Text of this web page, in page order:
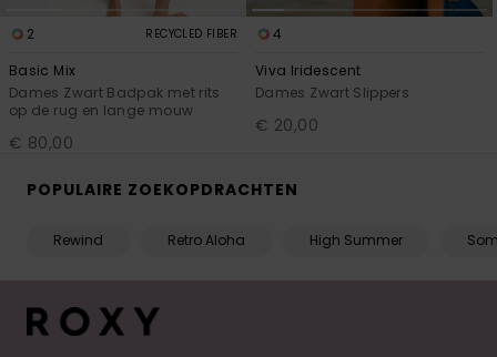
2 RECYCLED FIBER
Basic Mix
Dames Zwart Badpak met rits
op de rug en lange mouw
€ 80,00
4
Viva Iridescent
Dames Zwart Slippers
€ 20,00
POPULAIRE ZOEKOPDRACHTEN
Rewind Retro Aloha High Summer